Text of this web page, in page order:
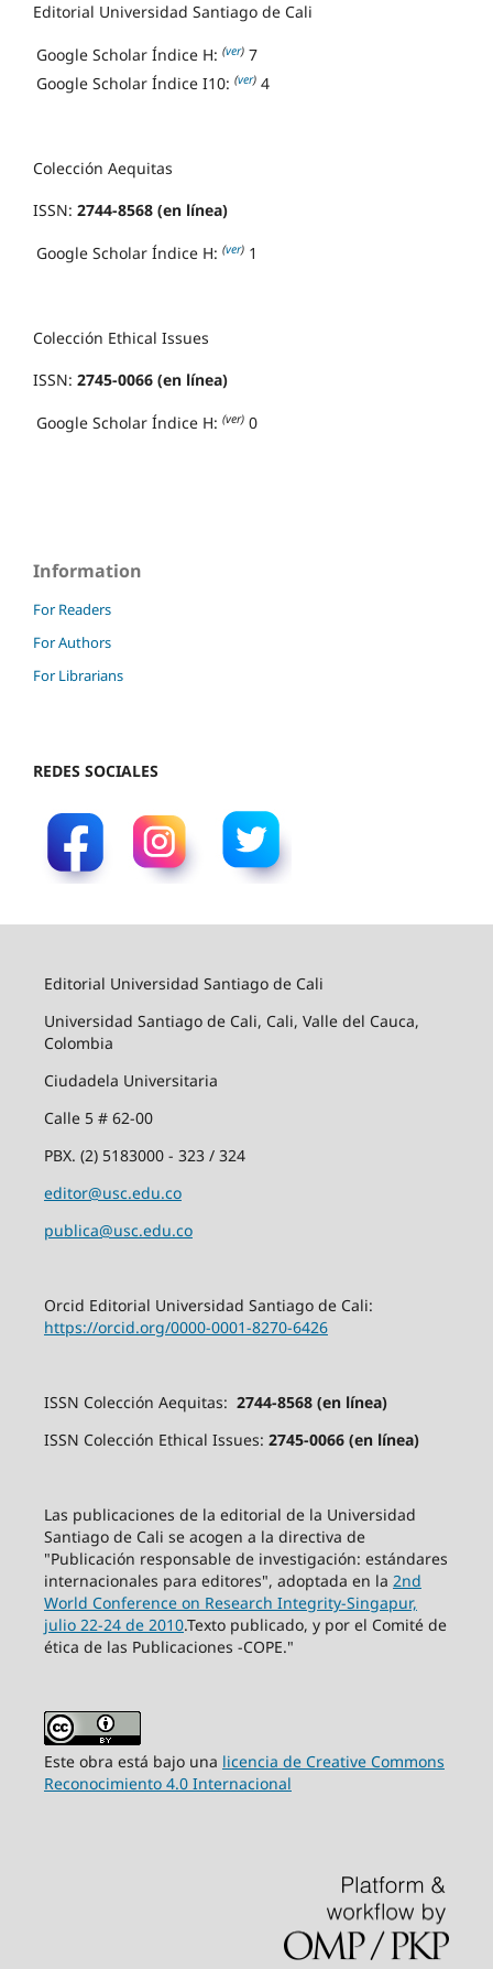
Editorial Universidad Santiago de Cali
Google Scholar Índice H: (ver) 7
Google Scholar Índice I10: (ver) 4
Colección Aequitas
ISSN: 2744-8568 (en línea)
Google Scholar Índice H: (ver) 1
Colección Ethical Issues
ISSN: 2745-0066 (en línea)
Google Scholar Índice H: (ver) 0
Information
For Readers
For Authors
For Librarians
REDES SOCIALES
Editorial Universidad Santiago de Cali
Universidad Santiago de Cali, Cali, Valle del Cauca,
Colombia
Ciudadela Universitaria
Calle 5 # 62-00
PBX. (2) 5183000 - 323 / 324
editor@usc.edu.co
publica@usc.edu.co
Orcid Editorial Universidad Santiago de Cali:
https://orcid.org/0000-0001-8270-6426
ISSN Colección Aequitas: 2744-8568 (en línea)
ISSN Colección Ethical Issues: 2745-0066 (en línea)
Las publicaciones de la editorial de la Universidad
Santiago de Cali se acogen a la directiva de
"Publicación responsable de investigación: estándares
internacionales para editores", adoptada en la 2nd
World Conference on Research Integrity-Singapur,
julio 22-24 de 2010.Texto publicado, y por el Comité de
ética de las Publicaciones -COPE."
Este obra está bajo una licencia de Creative Commons
Reconocimiento 4.0 Internacional